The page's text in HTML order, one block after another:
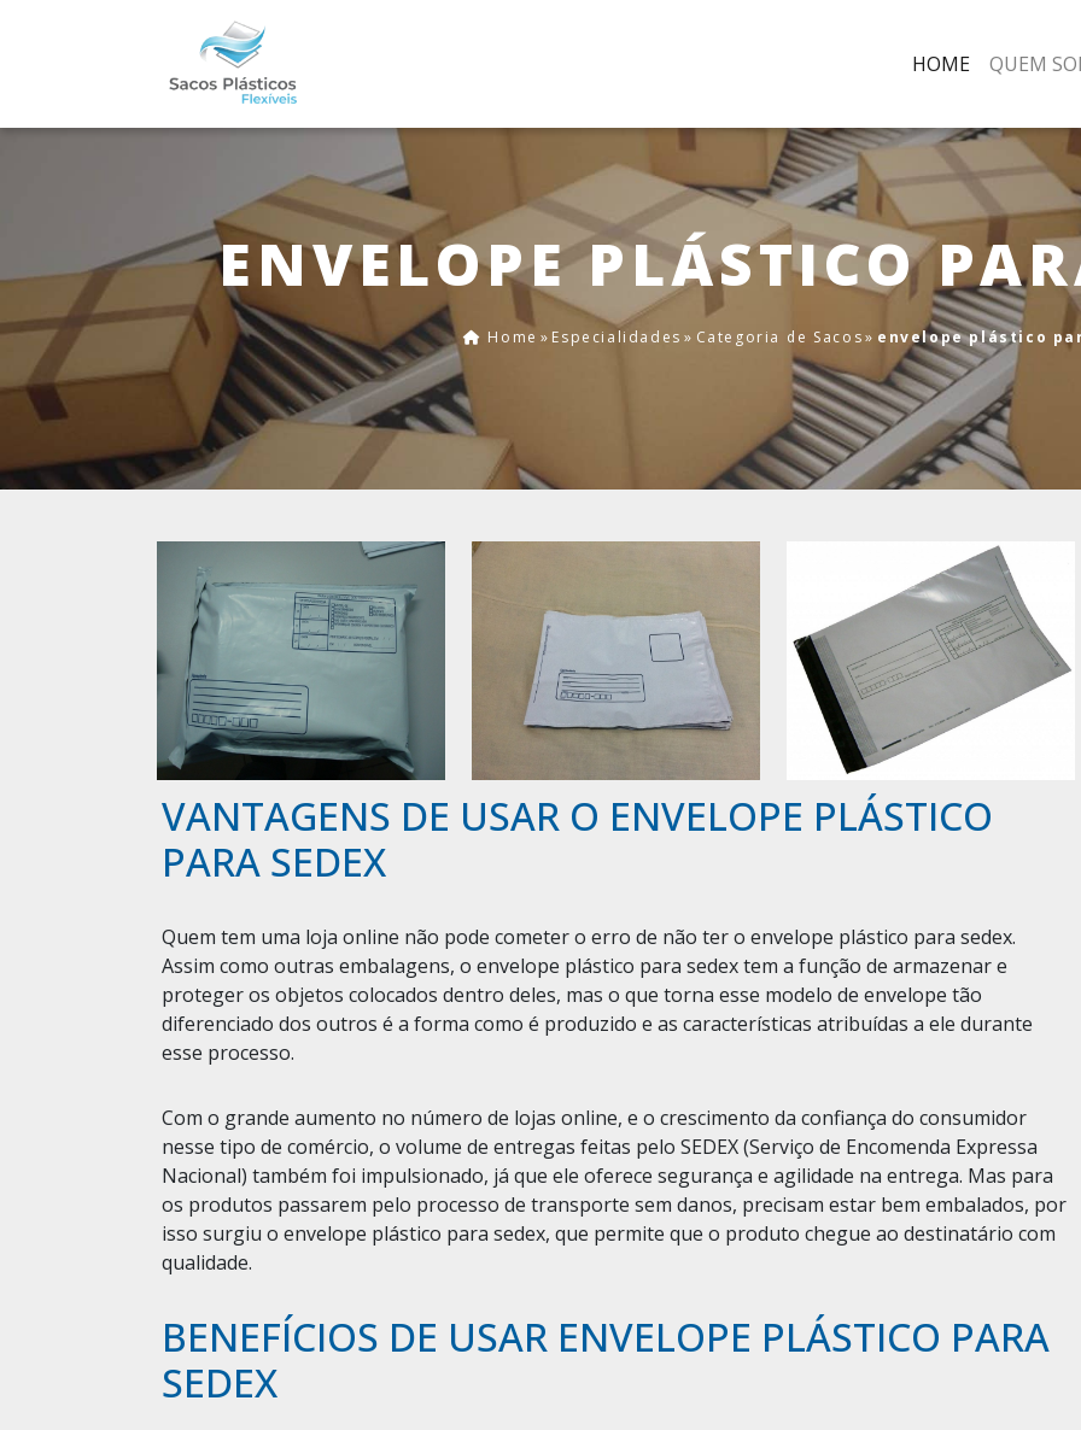
HOME QUEM
ENVELOPE PLÁSTICO
Home » Especialidades » Categoria de Sacos» envelope plástico
VANTAGENS DE USAR O ENVELOPE PLÁSTICO
PARA SEDEX
Quem tem uma loja online não pode cometer o erro de não ter o envelope plástico para sedex.
Assim como outras embalagens, o envelope plástico para sedex tem a função de armazenar e
proteger os objetos colocados dentro deles, mas o que torna esse modelo de envelope tão
diferenciado dos outros é a forma como é produzido e as características atribuídas a ele durante
esse processo.
Com o grande aumento no número de lojas online, e o crescimento da confiança do consumidor
nesse tipo de comércio, o volume de entregas feitas pelo SEDEX (Serviço de Encomenda Expressa
Nacional) também foi impulsionado, já que ele oferece segurança e agilidade na entrega. Mas para
os produtos passarem pelo processo de transporte sem danos, precisam estar bem embalados, por
isso surgiu o envelope plástico para sedex, que permite que o produto chegue ao destinatário com
qualidade.
BENEFÍCIOS DE USAR ENVELOPE PLÁSTICO PARA
SEDEX